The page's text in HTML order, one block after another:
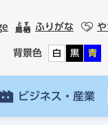
ふりがな
背景色 白 黒 青
ビジネス・産業